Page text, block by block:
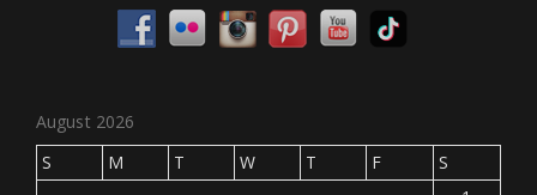
August 2026
S
M T W T F
S